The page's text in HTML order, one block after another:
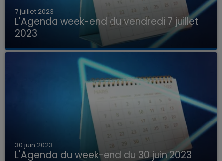
7 juillet 2023
L'Agenda week-end du vendredi 7 juillet
2023
Que faire ce week-end dans les hauts-de-
France, la Marne et les Ardennes ?
30 juin 2023
L'Agenda du week-end du 30 juin 2023